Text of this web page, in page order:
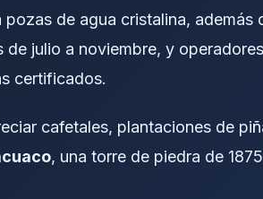
de agua cristalina, además
julio a noviembre, y
certificados.
cafetales, plantaciones de
, una torre de piedra de